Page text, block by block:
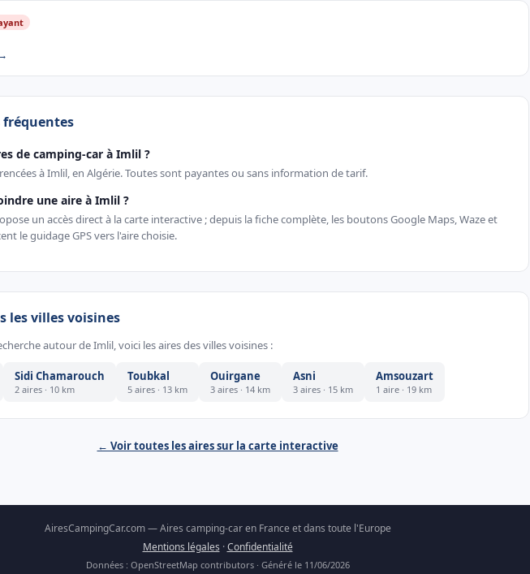
fréquentes
de camping-car à Imlil ?
à Imlil, en Algérie. Toutes sont payantes ou sans information de tarif.
une aire à Imlil ?
un accès direct à la carte interactive ; depuis la fiche complète, les boutons Google Maps, Waze et
le guidage GPS vers l'aire choisie.
les villes voisines
autour de Imlil, voici les aires des villes voisines :
Sidi Chamarouch
2 aires · 10 km
Toubkal
5 aires · 13 km
Ouirgane
3 aires · 14 km
Asni
3 aires · 15 km
Amsouzart
1 aire · 19 km
← Voir toutes les aires sur la carte interactive
AiresCampingCar.com — Aires camping-car en France et dans toute l'Europe
Mentions légales ·Confidentialité
Données : OpenStreetMap contributors · Généré le 11/06/2026